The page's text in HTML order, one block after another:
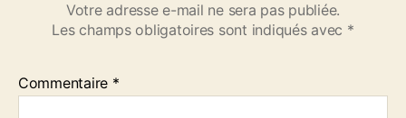
Votre adresse e-mail ne sera pas publiée.
Les champs obligatoires sont indiqués avec *
Commentaire *